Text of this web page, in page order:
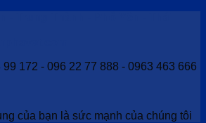
99 172 - 096 22 77 888 - 0963 463 666
của bạn là sức mạnh của chúng tôi